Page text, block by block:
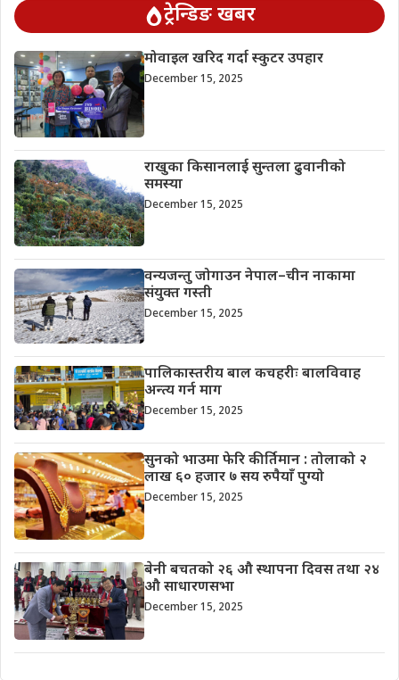
ट्रेन्डिङ खबर
मोवाइल खरिद गर्दा स्कुटर उपहार
December 15, 2025
राखुका किसानलाई सुन्तला ढुवानीको
समस्या
December 15, 2025
वन्यजन्तु जोगाउन नेपाल–चीन नाकामा
संयुक्त गस्ती
December 15, 2025
पालिकास्तरीय बाल कचहरीः बालविवाह
अन्त्य गर्न माग
December 15, 2025
सुनको भाउमा फेरि कीर्तिमान : तोलाको २
लाख ६० हजार ७ सय रुपैयाँ पुग्यो
December 15, 2025
बेनी बचतको २६ औ स्थापना दिवस तथा २४
औ साधारणसभा
December 15, 2025